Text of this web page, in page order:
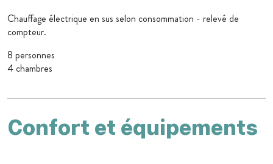
Chauffage électrique en sus selon consommation - relevé de
compteur.
8 personnes
4 chambres
Confort et équipements